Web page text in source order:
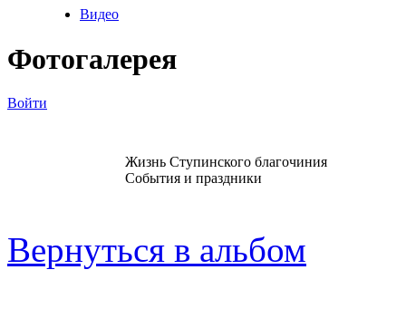
Видео
Фотогалерея
Войти
Жизнь Ступинского благочиния
События и праздники
Вернуться в альбом